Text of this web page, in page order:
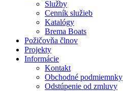
Služby
Cenník služieb
Katalógy
Brema Boats
Požičovňa člnov
Projekty
Informácie
Kontakt
Obchodné podmiemnky
Odstúpenie od zmluvy